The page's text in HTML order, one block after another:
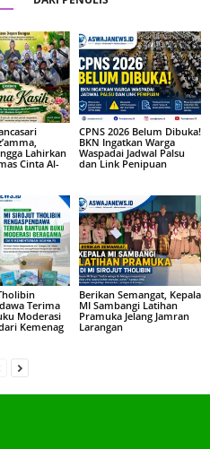
Lahirkan
Cinta Al-
CPNS 2026 Belum Dibuka!
BKN Ingatkan Warga
Waspadai Jadwal Palsu
dan Link Penipuan
Terima
Moderasi
Kemenag
Berikan Semangat, Kepala
MI Sambangi Latihan
Pramuka Jelang Jamran
Larangan